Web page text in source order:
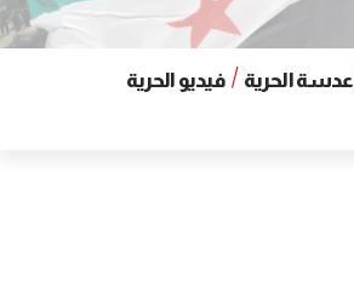
عدسة الحرية
فيديو الحرية